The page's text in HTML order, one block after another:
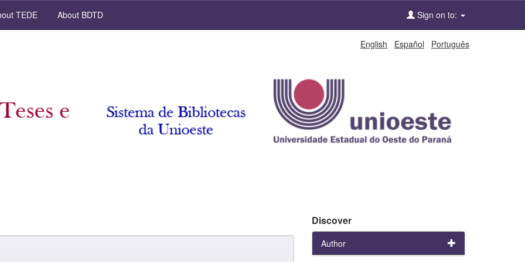
TEDE About BDTD Sign on to:
English Español Português
Discover
Author